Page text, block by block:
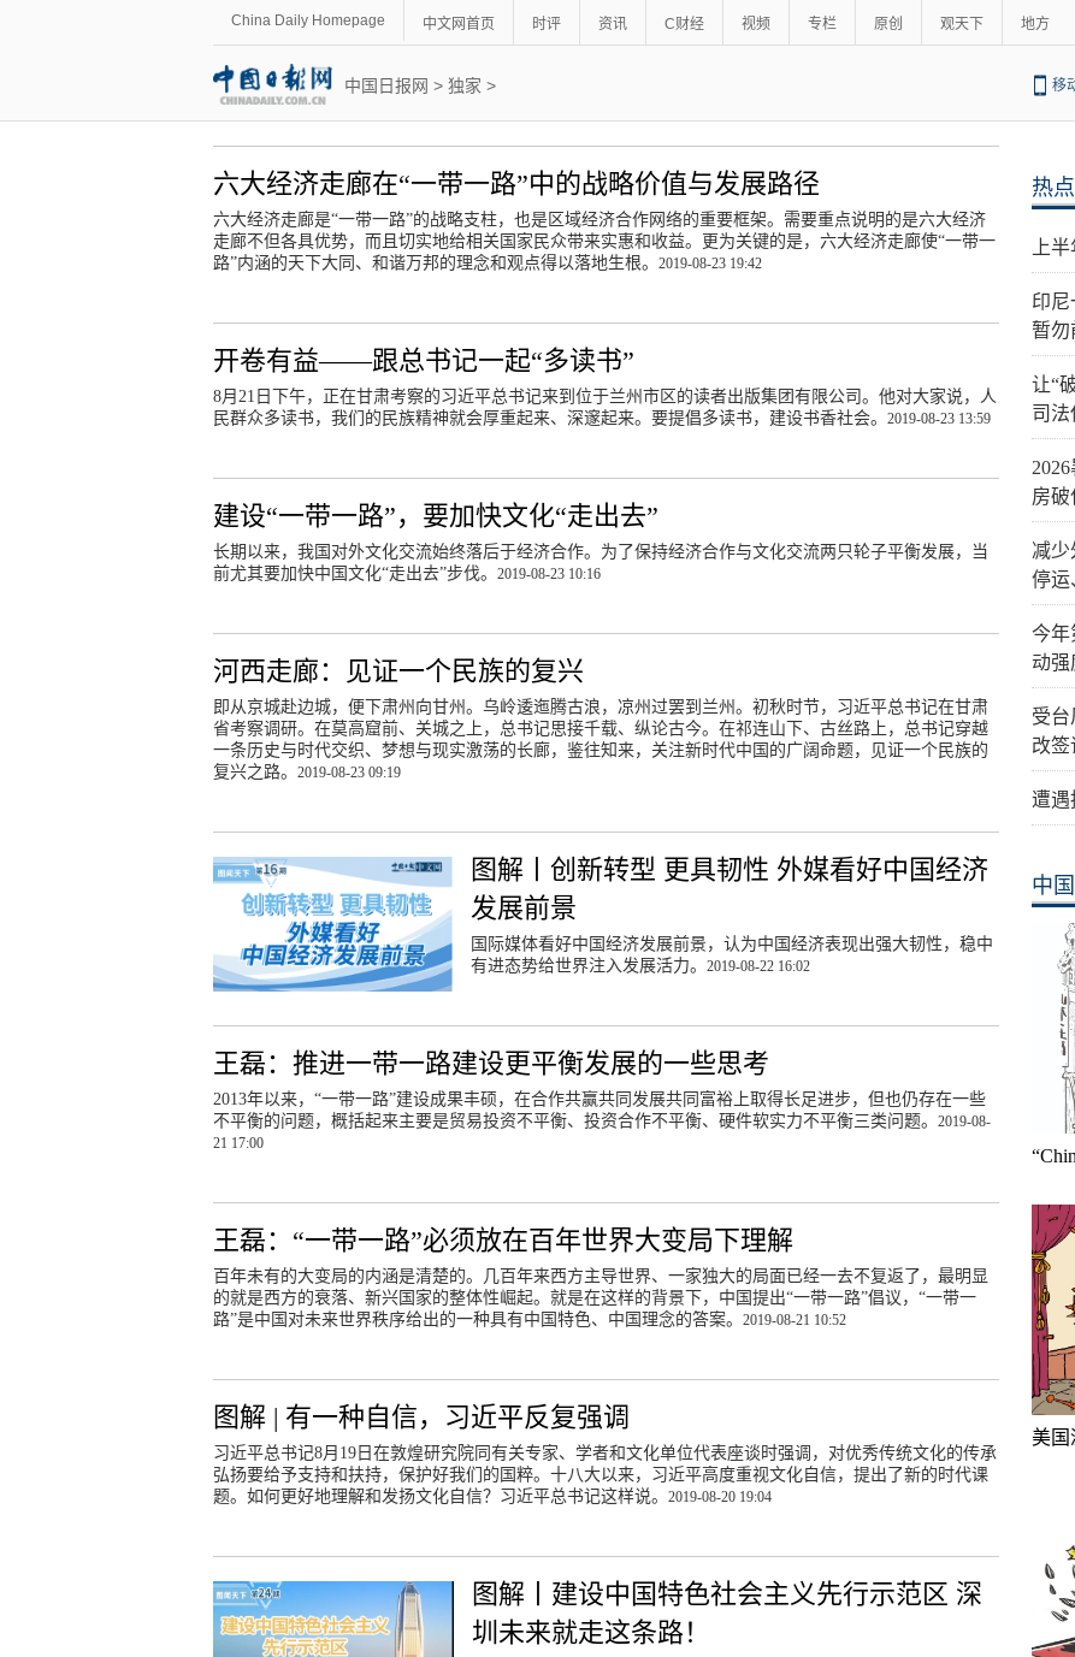
China Daily Homepage 中文网首页 时评 资讯 C财经 视频 专栏 原创 观天下 地方
中国日报网 > 独家 > 移
六大经济走廊在“一带一路”中的战略价值与发展路径
六大经济走廊是“一带一路”的战略支柱，也是区域经济合作网络的重要框架。需要重点说明的是六大经济
走廊不但各具优势，而且切实地给相关国家民众带来实惠和收益。更为关键的是，六大经济走廊使“一带一
路”内涵的天下大同、和谐万邦的理念和观点得以落地生根。 2019-08-23 19:42
开卷有益——跟总书记一起“多读书”
8月21日下午，正在甘肃考察的习近平总书记来到位于兰州市区的读者出版集团有限公司。他对大家说，人
民群众多读书，我们的民族精神就会厚重起来、深邃起来。要提倡多读书，建设书香社会。 2019-08-23 13:59
建设“一带一路”，要加快文化“走出去”
长期以来，我国对外文化交流始终落后于经济合作。为了保持经济合作与文化交流两只轮子平衡发展，当
前尤其要加快中国文化“走出去”步伐。 2019-08-23 10:16
河西走廊：见证一个民族的复兴
即从京城赴边城，便下肃州向甘州。乌岭逶迤腾古浪，凉州过罢到兰州。初秋时节，习近平总书记在甘肃
省考察调研。在莫高窟前、关城之上，总书记思接千载、纵论古今。在祁连山下、古丝路上，总书记穿越
一条历史与时代交织、梦想与现实激荡的长廊，鉴往知来，关注新时代中国的广阔命题，见证一个民族的
复兴之路。 2019-08-23 09:19
图解丨创新转型 更具韧性 外媒看好中国经济
发展前景
国际媒体看好中国经济发展前景，认为中国经济表现出强大韧性，稳中
有进态势给世界注入发展活力。2019-08-22 16:02
王磊：推进一带一路建设更平衡发展的一些思考
2013年以来，“一带一路”建设成果丰硕，在合作共赢共同发展共同富裕上取得长足进步，但也仍存在一些
不平衡的问题，概括起来主要是贸易投资不平衡、投资合作不平衡、硬件软实力不平衡三类问题。 2019-08-
21 17:00
王磊：“一带一路”必须放在百年世界大变局下理解
百年未有的大变局的内涵是清楚的。几百年来西方主导世界、一家独大的局面已经一去不复返了，最明显
的就是西方的衰落、新兴国家的整体性崛起。就是在这样的背景下，中国提出“一带一路”倡议，“一带一
路”是中国对未来世界秩序给出的一种具有中国特色、中国理念的答案。 2019-08-21 10:52
图解 | 有一种自信，习近平反复强调
习近平总书记8月19日在敦煌研究院同有关专家、学者和文化单位代表座谈时强调，对优秀传统文化的传承
弘扬要给予支持和扶持，保护好我们的国粹。十八大以来，习近平高度重视文化自信，提出了新的时代课
题。如何更好地理解和发扬文化自信？习近平总书记这样说。 2019-08-20 19:04
图解丨建设中国特色社会主义先行示范区 深
圳未来就走这条路！
热点
上
印尼
暂勿
让“
司法
房破
减少
停运
今年
动强
受台
改签
遭遇
中
美国